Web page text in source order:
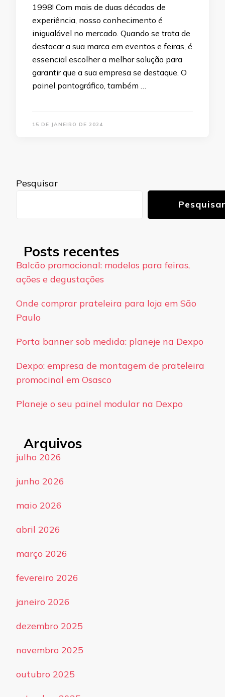
1998! Com mais de duas décadas de
experiência, nosso conhecimento é
inigualável no mercado. Quando se trata de
destacar a sua marca em eventos e feiras, é
essencial escolher a melhor solução para
garantir que a sua empresa se destaque. O
painel pantográfico, também …
15 DE JANEIRO DE 2024
Pesquisar
Posts recentes
Balcão promocional: modelos para feiras,
ações e degustações
Onde comprar prateleira para loja em São
Paulo
Porta banner sob medida: planeje na Dexpo
Dexpo: empresa de montagem de prateleira
promocinal em Osasco
Planeje o seu painel modular na Dexpo
Arquivos
julho 2026
junho 2026
maio 2026
abril 2026
março 2026
fevereiro 2026
janeiro 2026
dezembro 2025
novembro 2025
outubro 2025